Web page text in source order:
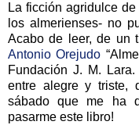
La ficción agridulce
los almerienses- no
Acabo de leer, de un
Antonio Orejudo
Fundación J. M.
entre alegre y triste,
sábado que me ha
pasarme este libro!